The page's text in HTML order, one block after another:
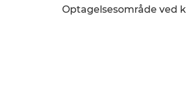
Optagelsesområde ved